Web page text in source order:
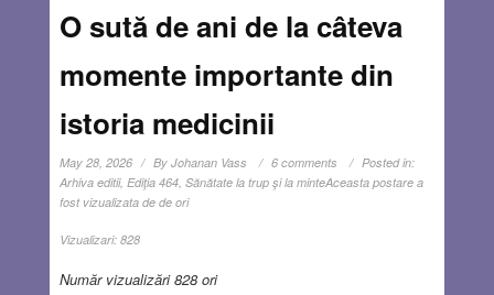
O sută de ani de la câteva
momente importante din
istoria medicinii
May 28, 2026 By Johanan Vass 6 comments
Posted in:
Arhiva editii, Ediţia 464, Sănătate la trup şi la minteAceasta postare a
fost vizualizata de de ori
Vizualizari: 828
Număr vizualizări 828 ori